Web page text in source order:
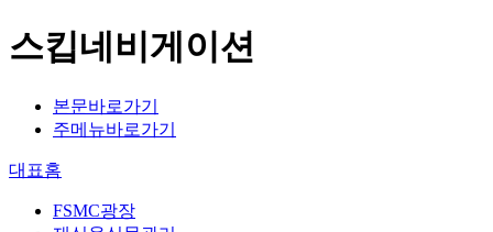
스킵네비게이션
본문바로가기
주메뉴바로가기
대표홈
FSMC광장